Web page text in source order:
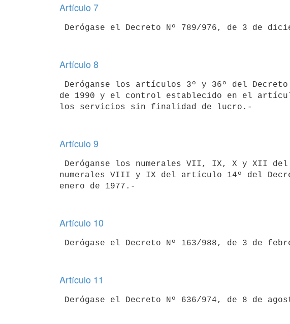
Artículo 7
Artículo 8
de 1990 y el control establecido en el
Artículo 9
numerales VIII y IX del artículo 14º del
Artículo 10
Artículo 11